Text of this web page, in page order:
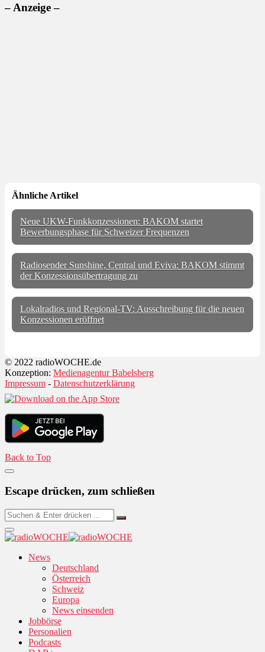
– Anzeige –
Ähnliche Artikel
Neue UKW-Funkkonzessionen: BAKOM startet
Bewerbungsphase für Schweizer Frequenzen
Radiosender Sunshine, Central und Eviva: BAKOM stimmt
der Konzessionsübertragung zu
Lokalradios und Regional-TV: Ausschreibung für die neuen
Konzessionen eröffnet
© 2022 radioWOCHE.de
Konzeption: Medienagentur Babelsberg
Impressum - Datenschutzerklärung
Back to Top
Escape drücken, zum schließen
News
Deutschland
Österreich
Schweiz
Europa
News einsenden
Jobbörse
Personalien
Podcasts